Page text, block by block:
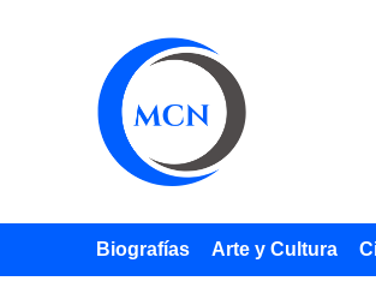
Biografías Arte y Cultura